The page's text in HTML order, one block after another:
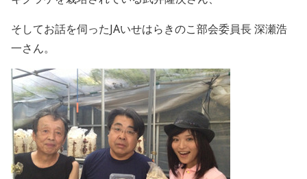
そしてお話を伺ったJAいせはらきのこ部会委員長 深瀬浩
一さん。